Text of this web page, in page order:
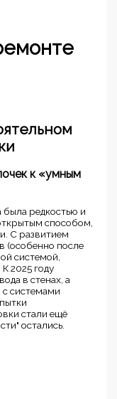
к «умным
была редкостью и
способом,
С развитием
(особенно после
системой,
2025 году
в стенах, а
с системами
стали ещё
остались.